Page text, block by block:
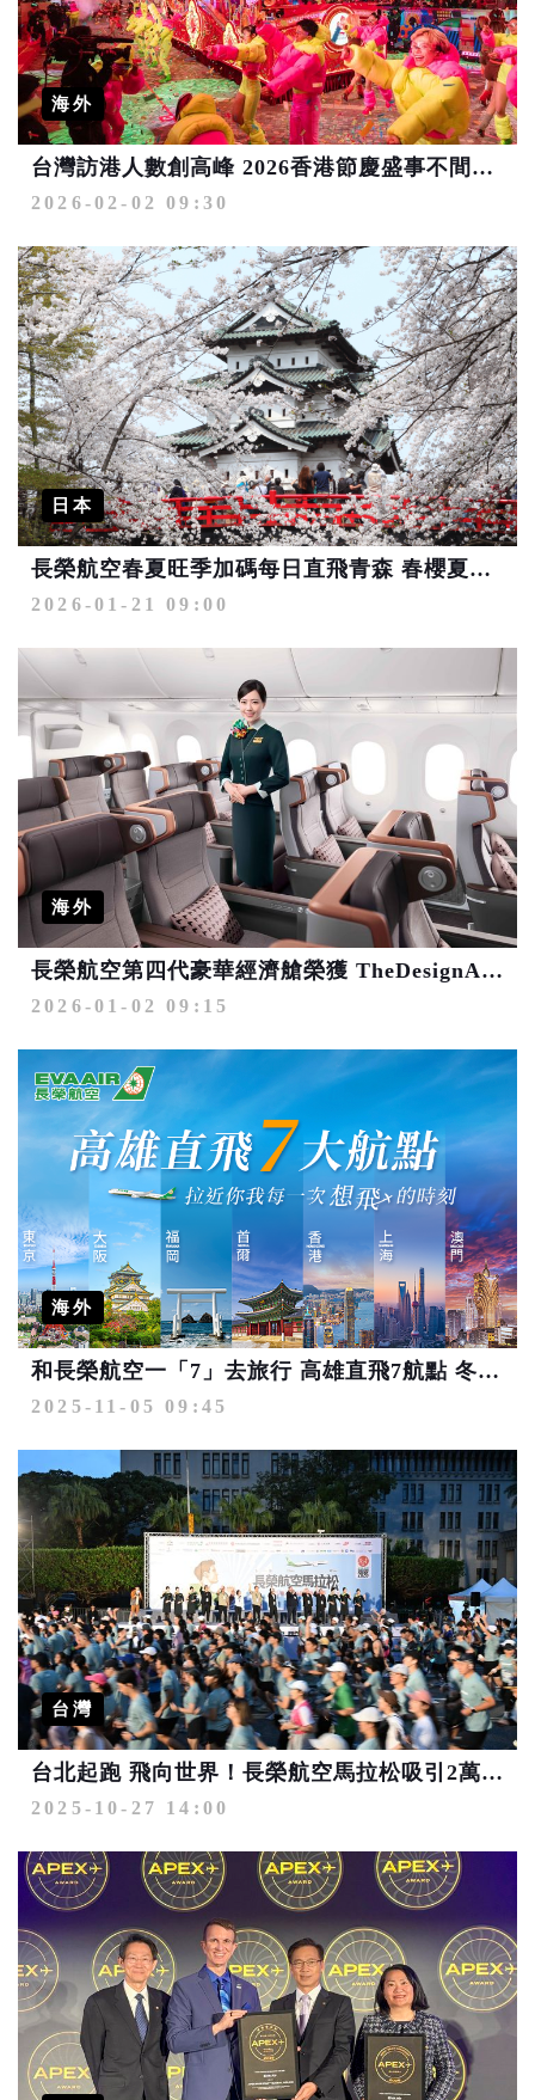
海外
台灣訪港人數創高峰 2026香港節慶盛事不間斷 美食藝文體驗再進化
2026-02-02 09:30
日本
長榮航空春夏旺季加碼每日直飛青森 春櫻夏祭一次玩好玩滿
2026-01-21 09:00
海外
長榮航空第四代豪華經濟艙榮獲 TheDesignAir Awards 2025「最佳全新豪華經濟艙」肯定
2026-01-02 09:15
海外
和長榮航空一「7」去旅行 高雄直飛7航點 冬遊還可抽機票
2025-11-05 09:45
台灣
台北起跑 飛向世界！長榮航空馬拉松吸引2萬多名跑者 用雙腳丈量世界的距離
2025-10-27 14:00